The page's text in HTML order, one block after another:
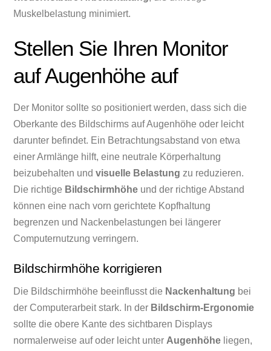
Muskelbelastung minimiert.
Stellen Sie Ihren Monitor
auf Augenhöhe auf
Der Monitor sollte so positioniert werden, dass sich die
Oberkante des Bildschirms auf Augenhöhe oder leicht
darunter befindet. Ein Betrachtungsabstand von etwa
einer Armlänge hilft, eine neutrale Körperhaltung
beizubehalten undvisuelle Belastung zu reduzieren.
Die richtige Bildschirmhöhe und der richtige Abstand
können eine nach vorn gerichtete Kopfhaltung
begrenzen und Nackenbelastungen bei längerer
Computernutzung verringern.
Bildschirmhöhe korrigieren
Die Bildschirmhöhe beeinflusst die Nackenhaltung bei
der Computerarbeit stark. In der Bildschirm-Ergonomie
sollte die obere Kante des sichtbaren Displays
normalerweise auf oder leicht unter Augenhöhe liegen,